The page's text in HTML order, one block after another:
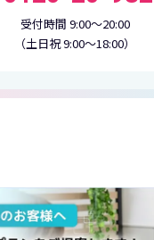
受付時間 9:00〜20:00
（土日祝 9:00〜18:00）